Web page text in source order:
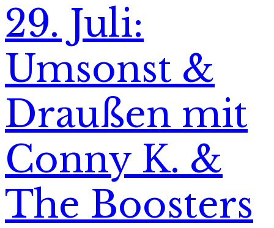
29. Juli:
Umsonst &
Draußen mit
Conny K. &
The Boosters